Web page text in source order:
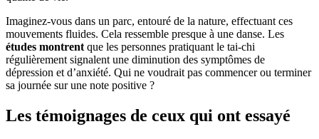
Imaginez-vous dans un parc, entouré de la nature, effectuant ces
mouvements fluides. Cela ressemble presque à une danse. Les
études montrent que les personnes pratiquant le tai-chi
régulièrement signalent une diminution des symptômes de
dépression et d’anxiété. Qui ne voudrait pas commencer ou terminer
sa journée sur une note positive ?
Les témoignages de ceux qui ont essayé